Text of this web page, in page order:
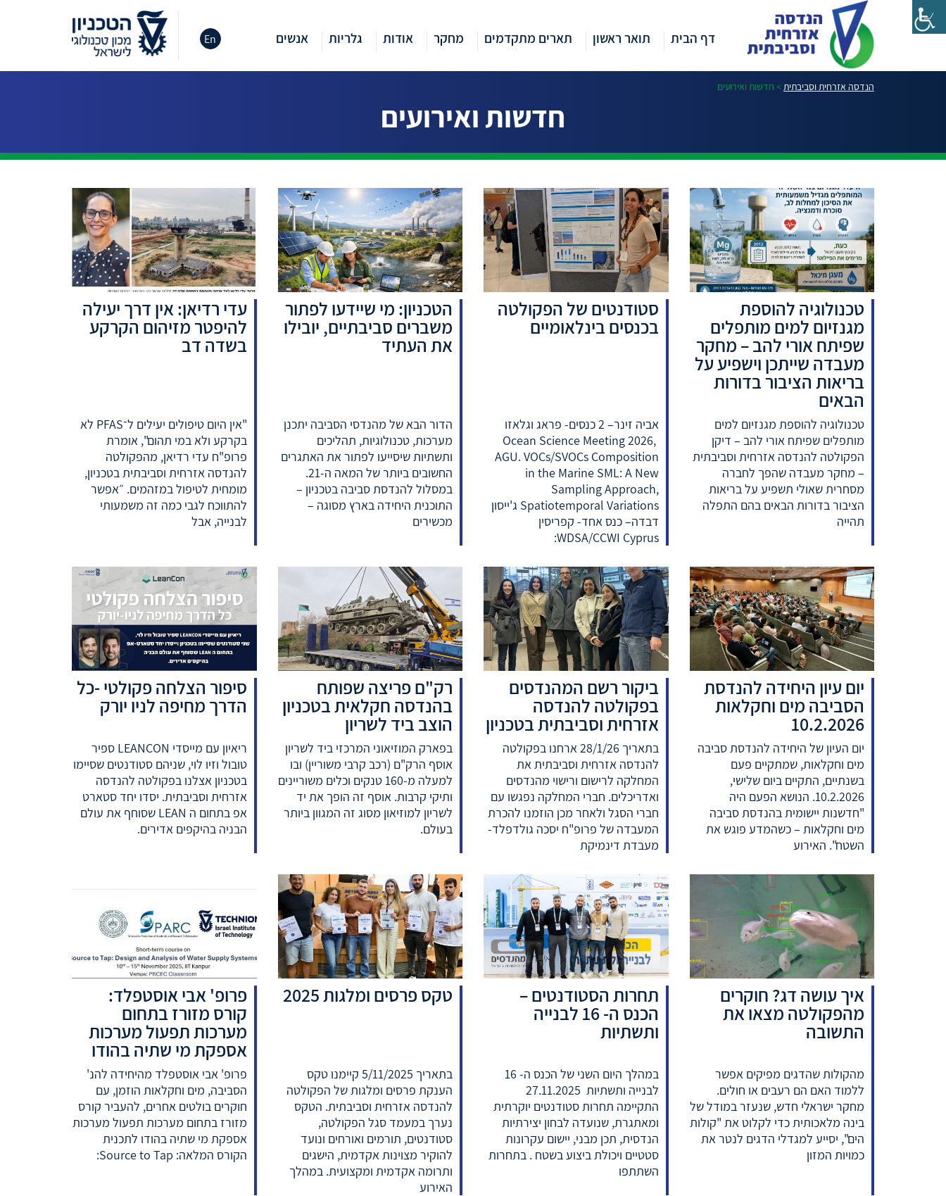
דף הבית תואר ראשון תארים מתקדמים מחקר אודות גלריות אנשים En
הנדסה אזרחית וסביבתית> חדשות ואירועים
חדשות ואירועים
טכנולוגיה להוספת
מגנזיום למים מותפלים
שפיתח אורי להב – מחקר
מעבדה שייתכן וישפיע על
בריאות הציבור בדורות
הבאים
טכנולוגיה להוספת מגנזיום למים
מותפלים שפיתח אורי להב – דיקן
הפקולטה להנדסה אזרחית וסביבתית
– מחקר מעבדה שהפך לחברה
מסחרית שאולי תשפיע על בריאות
הציבור בדורות הבאים בהם התפלה
תהייה
סטודנטים של הפקולטה
בכנסים בינלאומיים
אביה זינר– 2 כנסים- פראג וגלאזו
Ocean Science Meeting 2026,
AGU. VOCs/SVOCs Composition
in the Marine SML: A New
Sampling Approach,
Spatiotemporal Variations ג'ייסון
דבדה– כנס אחד- קפריסין
WDSA/CCWI Cyprus:
הטכניון: מי שיידעו לפתור
משברים סביבתיים, יובילו
את העתיד
הדור הבא של מהנדסי הסביבה יתכנן
מערכות, טכנולוגיות, תהליכים
ותשתיות שיסייעו לפתור את האתגרים
החשובים ביותר של המאה ה-21.
במסלול להנדסת סביבה בטכניון –
התוכנית היחידה בארץ מסוגה –
מכשירים
עדי רדיאן: אין דרך יעילה
להיפטר מזיהום הקרקע
בשדה דב
"אין היום טיפולים יעילים ל־PFAS לא
בקרקע ולא במי תהום", אומרת
פרופ"ח עדי רדיאן, מהפקולטה
להנדסה אזרחית וסביבתית בטכניון,
מומחית לטיפול במזהמים. ״אפשר
להתווכח לגבי כמה זה משמעותי
לבנייה, אבל
יום עיון היחידה להנדסת
הסביבה מים וחקלאות
10.2.2026
יום העיון של היחידה להנדסת סביבה
מים וחקלאות, שמתקיים פעם
בשנתיים, התקיים ביום שלישי,
10.2.2026. הנושא הפעם היה
"חדשנות יישומית בהנדסת סביבה
מים וחקלאות – כשהמדע פוגש את
השטח". האירוע
ביקור רשם המהנדסים
בפקולטה להנדסה
אזרחית וסביבתית בטכניון
בתאריך 28/1/26 ארחנו בפקולטה
להנדסה אזרחית וסביבתית את
המחלקה לרישום ורישוי מהנדסים
ואדריכלים. חברי המחלקה נפגשו עם
חברי הסגל ולאחר מכן הוזמנו להכרת
המעבדה של פרופ"ח יסכה גולדפלד-
מעבדת דינמיקת
רק"ם פריצה שפותח
בהנדסה חקלאית בטכניון
הוצב ביד לשריון
בפארק המוזיאוני המרכזי ביד לשריון
אוסף הרק"ם (רכב קרבי משוריין) ובו
למעלה מ-160 טנקים וכלים משוריינים
ותיקי קרבות. אוסף זה הופך את יד
לשריון למוזיאון מסוג זה המגוון ביותר
בעולם.
סיפור הצלחה פקולטי -כל
הדרך מחיפה לניו יורק
ריאיון עם מייסדי LEANCON ספיר
טובול וזיו לוי, שניהם סטודנטים שסיימו
בטכניון אצלנו בפקולטה להנדסה
אזרחית וסביבתית. יסדו יחד סטארט
אפ בתחום ה LEAN שסוחף את עולם
הבניה בהיקפים אדירים.
איך עושה דג? חוקרים
מהפקולטה מצאו את
התשובה
מהקולות שהדגים מפיקים אפשר
ללמוד האם הם רעבים או חולים.
מחקר ישראלי חדש, שנעזר במודל של
בינה מלאכותית כדי לקלוט את "קולות
הים", יסייע למגדלי הדגים לנטר את
כמויות המזון
תחרות הסטודנטים –
הכנס ה- 16 לבנייה
ותשתיות
במהלך היום השני של הכנס ה- 16
התקיימה תחרות סטודנטים יוקרתית
ומאתגרת, שנועדה לבחון יצירתיות
הנדסית, תכן מבני, יישום עקרונות
סטטיים ויכולת ביצוע בשטח . בתחרות
השתתפו
טקס פרסים ומלגות 2025
בתאריך 5/11/2025 קיימנו טקס
הענקת פרסים ומלגות של הפקולטה
להנדסה אזרחית וסביבתית. הטקס
נערך במעמד סגל הפקולטה,
סטודנטים, תורמים ואורחים ונועד
להוקיר מצוינות אקדמית, הישגים
ותרומה אקדמית ומקצועית. במהלך
האירוע
פרופ' אבי אוסטפלד:
קורס מזורז בתחום
מערכות תפעול מערכות
אספקת מי שתיה בהודו
פרופ' אבי אוסטפלד מהיחידה להנ'
הסביבה, מים וחקלאות הוזמן, עם
חוקרים בולטים אחרים, להעביר קורס
מזורז בתחום מערכות תפעול מערכות
אספקת מי שתיה בהודו לתכנית
הקורס המלאה: Source to Tap: